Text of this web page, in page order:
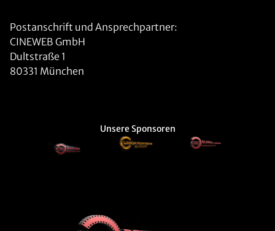
Postanschrift und Ansprechpartner:
CINEWEB GmbH
Dultstraße 1
80331 München
Unsere Sponsoren